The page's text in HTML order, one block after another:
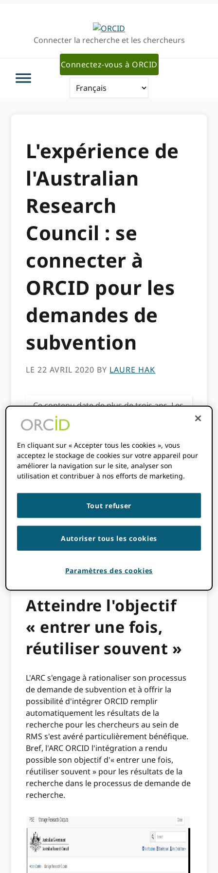
navigationConnecter la recherche et les chercheurs
Connectez-vous à ORCID
L'expérience de
l'Australian
Research
Council : se
connecter à
ORCID pour les
demandes de
subvention
LE 22 AVRIL 2020 BY LAURE HAK
Ce contenu date de plus de trois ans. Les
informations contenues dans cet article
peuvent être inexactes.
[avatar user="Laure Haak" size="thumbnail"
align="left" /]
En tant que membre fondateur de
l'Australian ORCID Consortium, l'Australian
Research Council (ARC) a été étroitement
associé à la communauté de recherche
australienne dans son parcours d'adoption
ORCID et est heureux de partager son
expérience d'intégration ORCID au sein de
Atteindre l'objectif
« entrer une fois,
réutiliser souvent »
L'ARC s'engage à rationaliser son processus
de demande de subvention et à offrir la
possibilité d'intégrer ORCID remplir
automatiquement les résultats de la
recherche pour les chercheurs au sein de
RMS s'est avéré particulièrement bénéfique.
Bref, l'ARC ORCID l'intégration a rendu
possible son objectif d'« entrer une fois,
réutiliser souvent » pour les résultats de la
recherche dans le processus de demande de
recherche.
En cliquant sur « Accepter tous les cookies », vous
acceptez le stockage de cookies sur votre appareil pour
améliorer la navigation sur le site, analyser son
utilisation et contribuer à nos efforts de marketing.
Tout refuser
Autoriser tous les cookies
Paramètres des cookies